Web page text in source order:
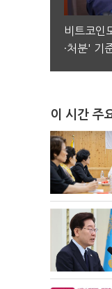
비트코인
·처분' 기
이 시간 주